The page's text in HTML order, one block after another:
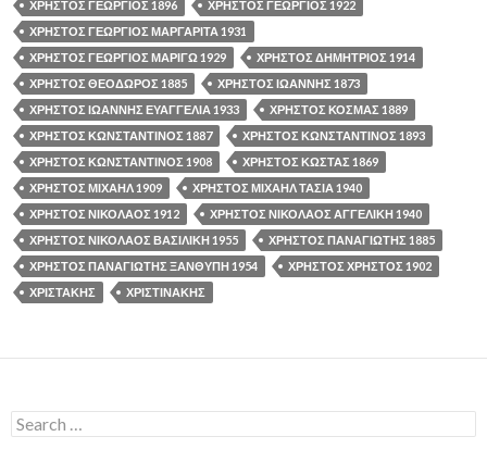
ΧΡΗΣΤΟΣ ΓΕΩΡΓΙΟΣ 1896
ΧΡΗΣΤΟΣ ΓΕΩΡΓΙΟΣ 1922
ΧΡΗΣΤΟΣ ΓΕΩΡΓΙΟΣ ΜΑΡΓΑΡΙΤΑ 1931
ΧΡΗΣΤΟΣ ΓΕΩΡΓΙΟΣ ΜΑΡΙΓΩ 1929
ΧΡΗΣΤΟΣ ΔΗΜΗΤΡΙΟΣ 1914
ΧΡΗΣΤΟΣ ΘΕΟΔΩΡΟΣ 1885
ΧΡΗΣΤΟΣ ΙΩΑΝΝΗΣ 1873
ΧΡΗΣΤΟΣ ΙΩΑΝΝΗΣ ΕΥΑΓΓΕΛΙΑ 1933
ΧΡΗΣΤΟΣ ΚΟΣΜΑΣ 1889
ΧΡΗΣΤΟΣ ΚΩΝΣΤΑΝΤΙΝΟΣ 1887
ΧΡΗΣΤΟΣ ΚΩΝΣΤΑΝΤΙΝΟΣ 1893
ΧΡΗΣΤΟΣ ΚΩΝΣΤΑΝΤΙΝΟΣ 1908
ΧΡΗΣΤΟΣ ΚΩΣΤΑΣ 1869
ΧΡΗΣΤΟΣ ΜΙΧΑΗΛ 1909
ΧΡΗΣΤΟΣ ΜΙΧΑΗΛ ΤΑΣΙΑ 1940
ΧΡΗΣΤΟΣ ΝΙΚΟΛΑΟΣ 1912
ΧΡΗΣΤΟΣ ΝΙΚΟΛΑΟΣ ΑΓΓΕΛΙΚΗ 1940
ΧΡΗΣΤΟΣ ΝΙΚΟΛΑΟΣ ΒΑΣΙΛΙΚΗ 1955
ΧΡΗΣΤΟΣ ΠΑΝΑΓΙΩΤΗΣ 1885
ΧΡΗΣΤΟΣ ΠΑΝΑΓΙΩΤΗΣ ΞΑΝΘΥΠΗ 1954
ΧΡΗΣΤΟΣ ΧΡΗΣΤΟΣ 1902
ΧΡΙΣΤΑΚΗΣ
ΧΡΙΣΤΙΝΑΚΗΣ
Search
for: